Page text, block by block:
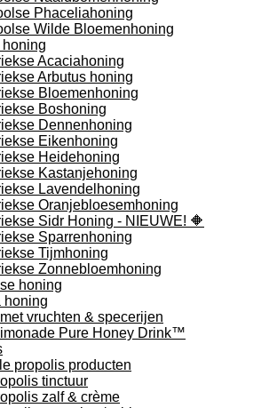
Phaceliahoning
Wilde Bloemenhoning
Acaciahoning
Arbutus honing
Bloemenhoning
Boshoning
Dennenhoning
Eikenhoning
Heidehoning
Kastanjehoning
Lavendelhoning
Oranjebloesemhoning
Sidr Honing - NIEUWE! 🔶
Sparrenhoning
Tijmhoning
Zonnebloemhoning
honing
honing
vruchten & specerijen
Pure Honey Drink™
propolis producten
tinctuur
zalf & crème